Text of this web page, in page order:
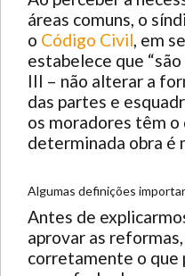
áreas comuns, o
o Código Civil, em
estabelece que
III – não alterar a
das partes e
os moradores têm
determinada obra é
Algumas definições
Antes de
aprovar as
corretamente o que